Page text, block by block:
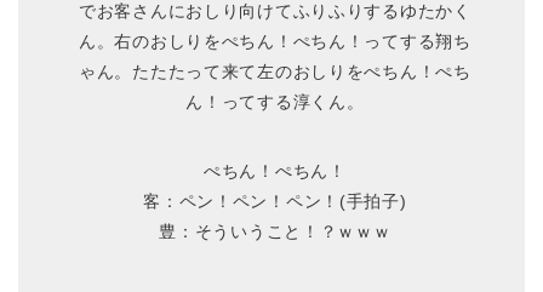
でお客さんにおしり向けてふりふりするゆたかく
ん。右のおしりをぺちん！ぺちん！ってする翔ち
ゃん。たたたって来て左のおしりをぺちん！ぺち
ん！ってする淳くん。
ぺちん！ぺちん！
客：ペン！ペン！ペン！(手拍子)
豊：そういうこと！？ｗｗｗ